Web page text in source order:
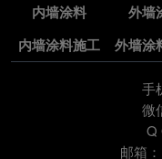
内墙涂料 外墙
内墙涂料施工
外墙涂
手
微
Q
邮箱：